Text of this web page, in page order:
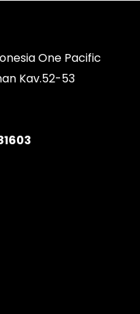
One Pacific
Kav.52-53